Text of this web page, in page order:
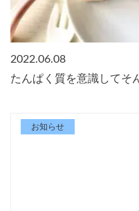
2022.06.08
たんぱく質を意識してそ
お知らせ